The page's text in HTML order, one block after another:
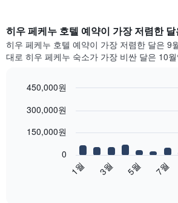
히우 페케누 호텔 예약이 가장 저렴한
히우 페케누 호텔 예약이 가장 저렴한 달은 9
대로 히우 페케누 숙소가 가장 비싼 달은 10
chart
12
graphic.
1월 3월 5월 7월
0
150,000원
300,000원
450,000원